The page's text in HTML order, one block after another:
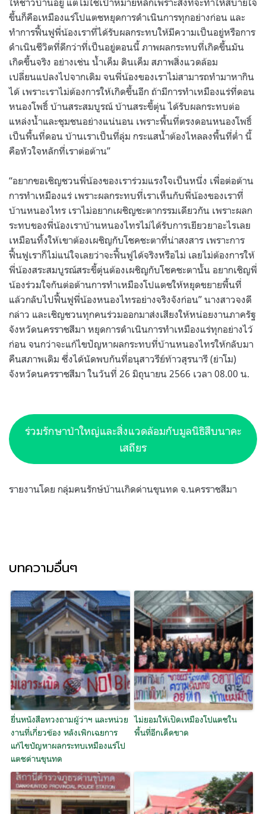
ขึ้นก็คือเหมืองแร่โปแตชหยุดการดำเนินการทุกอย่างก่อน และ
ทำการฟื้นฟูพี่น้องเราที่ได้รับผลกระทบให้มีความเป็นอยู่หรือการ
ดำเนินชีวิตที่ดีกว่าที่เป็นอยู่ตอนนี้ ภาพผลกระทบที่เกิดขึ้นมัน
เกิดขึ้นจริง อย่างเช่น น้ำเค็ม ดินเค็ม สภาพสิ่งแวดล้อม
เปลี่ยนแปลงไปจากเดิม จนพี่น้องของเราไม่สามารถทำมาหากิน
ได้ เพราะเราไม่ต้องการให้เกิดขึ้นอีก ถ้ามีการทำเหมืองแร่ที่ดอน
หนองโพธิ์ บ้านสระสมบูรณ์ บ้านสระขี้ตุ่น ได้รับผลกระทบต่อ
แหล่งน้ำและชุมชนอย่างแน่นอน เพราะพื้นที่ตรงดอนหนองโพธิ์
เป็นพื้นที่ดอน บ้านเราเป็นที่ลุ่ม กระแสน้ำต้องไหลลงพื้นที่ต่ำ นี้
คือหัวใจหลักที่เราต่อต้าน”
“อยากขอเชิญชวนพี่น้องของเราร่วมแรงใจเป็นหนึ่ง เพื่อต่อต้าน
การทำเหมืองแร่ เพราะผลกระทบที่เราเห็นกับพี่น้องของเราที่
บ้านหนองไทร เราไม่อยากเผชิญชะตากรรมเดียวกัน เพราะผลก
ระทบของพี่น้องเราบ้านหนองไทรไม่ได้รับการเยียวยาอะไรเลย
เหมือนทิ้งให้เขาต้องเผชิญกับโชคชะตาที่น่าสงสาร เพราะการ
ฟื้นฟูเราก็ไม่แน่ใจเลยว่าจะฟื้นฟูได้จริงหรือไม่ เลยไม่ต้องการให้
พี่น้องสระสมบูรณ์สระขี้ตุ่นต้องเผชิญกับโชคชะตานั้น อยากเชิญพี่
น้องร่วมใจกันต่อต้านการทำเหมืองโปแตชให้หยุดขยายพื้นที่
แล้วกลับไปฟื้นฟูพี่น้องหนองไทรอย่างจริงจังก่อน” นางสาวจงดี
กล่าว และเชิญชวนทุกคนร่วมออกมาส่งเสียงให้หน่อยงานภาครัฐ
จังหวัดนครราชสีมา หยุดการดำเนินการทำเหมืองแร่ทุกอย่างไว้
ก่อน จนกว่าจะแก้ไขปัญหาผลกระทบที่บ้านหนองไทรให้กลับมา
คืนสภาพเดิม ซึ่งได้นัดพบกันที่อนุสาวรีย์ท้าวสุรนารี (ย่าโม)
จังหวัดนครราชสีมา ในวันที่ 26 มิถุนายน 2566 เวลา 08.00 น.
ร่วมรักษาป่าใหญ่และสิ่งแวดล้อมกับมูลนิธิสืบนาคะ
เสถียร
รายงานโดย กลุ่มฅนรักษ์บ้านเกิดด่านขุนทด จ.นครราชสีมา
บทความอื่นๆ
ยื่นหนังสือทวงถามผู้ว่าฯ และหน่วย
งานที่เกี่ยวข้อง หลังเพิกเฉยการ
แก้ไขปัญหาผลกระทบเหมืองแร่โป
แตชด่านขุนทด
ไม่ยอมให้เปิดเหมืองโปแตชใน
พื้นที่อีกเด็ดขาด